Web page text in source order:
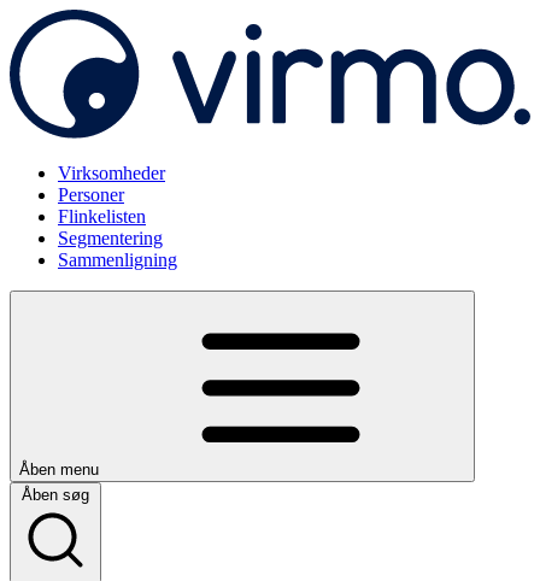
Virksomheder
Personer
Flinkelisten
Segmentering
Sammenligning
Åben menu
Åben søg